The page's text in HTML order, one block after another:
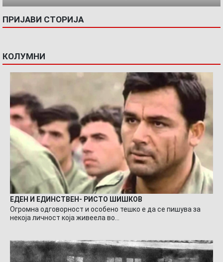
ПРИЈАВИ СТОРИЈА
КОЛУМНИ
ЕДЕН И ЕДИНСТВЕН- РИСТО ШИШКОВ
Огромна одговорност и особено тешко е да се пишува за
некоја личност која живеела во…